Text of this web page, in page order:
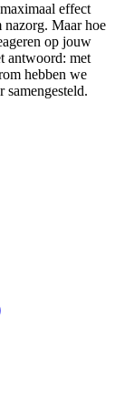
effect
nazorg. Maar hoe
op jouw
antwoord: met
hebben we
samengesteld.